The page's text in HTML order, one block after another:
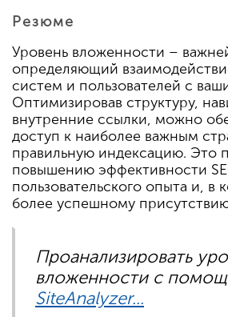
Резюме
Уровень вложенности –
определяющий
систем и пользователей с
Оптимизировав структуру,
внутренние ссылки, можно
доступ к наиболее важным
правильную индексацию. Это
повышению эффективности
пользовательского опыта и, в
более успешному
Проанализировать
вложенности с
SiteAnalyzer...